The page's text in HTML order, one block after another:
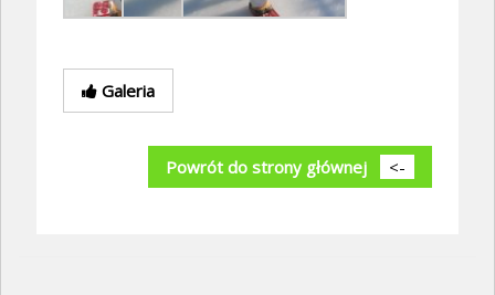
Galeria
Powrót do strony głównej <-